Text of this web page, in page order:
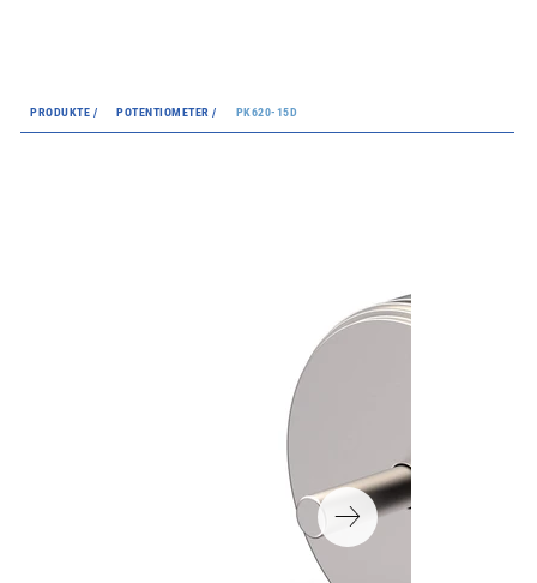
PRODUKTE / POTENTIOMETER / PK620-15D